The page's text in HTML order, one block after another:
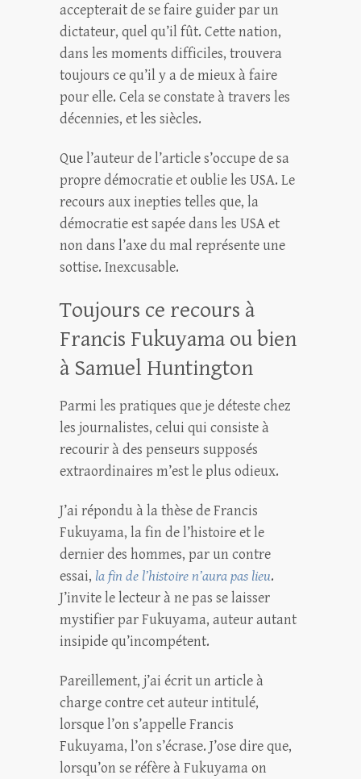
accepterait de se faire guider par un
dictateur, quel qu’il fût. Cette nation,
dans les moments difficiles, trouvera
toujours ce qu’il y a de mieux à faire
pour elle. Cela se constate à travers les
décennies, et les siècles.
Que l’auteur de l’article s’occupe de sa
propre démocratie et oublie les USA. Le
recours aux inepties telles que, la
démocratie est sapée dans les USA et
non dans l’axe du mal représente une
sottise. Inexcusable.
Toujours ce recours à
Francis Fukuyama ou bien
à Samuel Huntington
Parmi les pratiques que je déteste chez
les journalistes, celui qui consiste à
recourir à des penseurs supposés
extraordinaires m’est le plus odieux.
J’ai répondu à la thèse de Francis
Fukuyama, la fin de l’histoire et le
dernier des hommes, par un contre
essai, la fin de l’histoire n’aura pas lieu.
J’invite le lecteur à ne pas se laisser
mystifier par Fukuyama, auteur autant
insipide qu’incompétent.
Pareillement, j’ai écrit un article à
charge contre cet auteur intitulé,
lorsque l’on s’appelle Francis
Fukuyama, l’on s’écrase. J’ose dire que,
lorsqu’on se réfère à Fukuyama on